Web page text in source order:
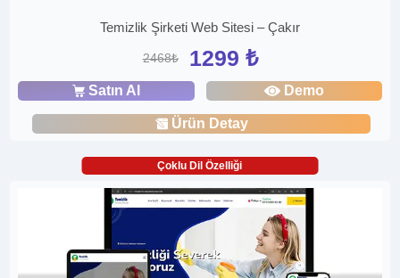
Temizlik Şirketi Web Sitesi – Çakır
2468₺ 1299 ₺
Satın Al Demo
Ürün Detay
Çoklu Dil Özelliği